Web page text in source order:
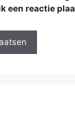
een reactie